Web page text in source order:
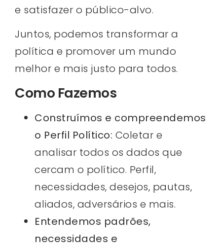
e satisfazer o público-alvo.
Juntos, podemos transformar a
política e promover um mundo
melhor e mais justo para todos.
Como Fazemos
Construímos e compreendemos
o Perfil Político: Coletar e
analisar todos os dados que
cercam o político. Perfil,
necessidades, desejos, pautas,
aliados, adversários e mais.
Entendemos padrões,
necessidades e